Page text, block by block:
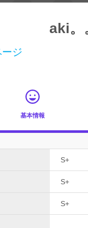
aki。
ジ
基本情報
S+
S+
S+